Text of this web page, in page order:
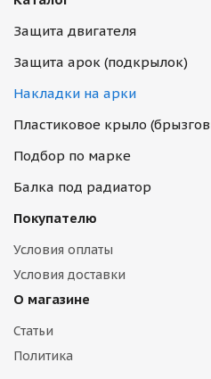
Защита двигателя
Защита арок (подкрылок)
Накладки на арки
Пластиковое крыло
Подбор по марке
Балка под радиатор
Покупателю
Условия оплаты
Условия доставки
О магазине
Статьи
Политика